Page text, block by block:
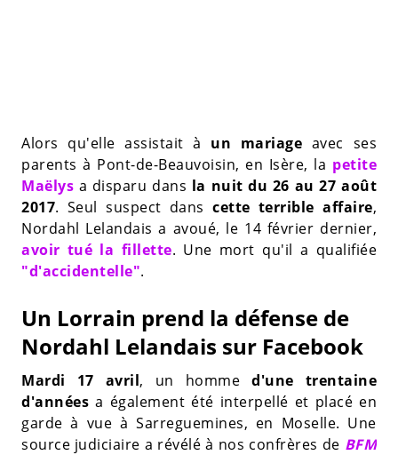
Alors qu'elle assistait à un mariage avec ses
parents à Pont-de-Beauvoisin, en Isère, la petite
Maëlys a disparu dans la nuit du 26 au 27 août
2017. Seul suspect dans cette terrible affaire,
Nordahl Lelandais a avoué, le 14 février dernier,
avoir tué la fillette. Une mort qu'il a qualifiée
"d'accidentelle".
Un Lorrain prend la défense de
Nordahl Lelandais sur Facebook
Mardi 17 avril, un homme d'une trentaine
d'années a également été interpellé et placé en
garde à vue à Sarreguemines, en Moselle. Une
source judiciaire a révélé à nos confrères de BFM